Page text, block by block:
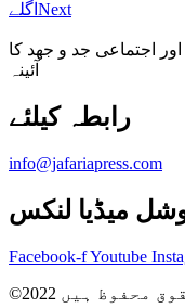
اگلے Next
اجتماعی جد و جهد کا
آئینہ
info@jafariapress.com​
میڈیا لنکس
Facebook-fYoutube
حقوق محفوظ ہیں